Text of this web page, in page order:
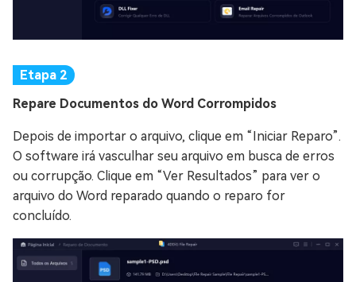
Repare Documentos do Word Corrompidos
Depois de importar o arquivo, clique em “Iniciar Reparo”.
O software irá vasculhar seu arquivo em busca de erros
ou corrupção. Clique em “Ver Resultados” para ver o
arquivo do Word reparado quando o reparo for
concluído.